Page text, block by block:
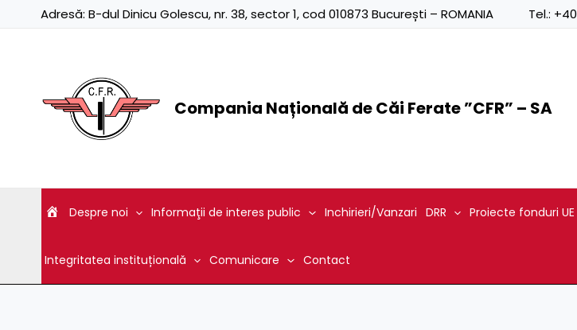
Adresă: B-dul Dinicu Golescu, nr. 38, sector 1, cod 010873 București – ROMANIA Tel.:
Compania Națională de Căi Ferate ”CFR” – SA
Despre noi Informaţii de interes public Inchirieri/Vanzari DRR Proiecte fonduri UE
Integritatea instituțională Comunicare Contact